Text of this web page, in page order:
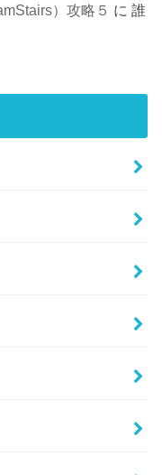
）攻略５ に誰